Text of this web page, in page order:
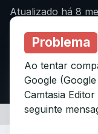
Atualizado há 8
Problema
Ao tentar
Google
Camtasia
seguinte